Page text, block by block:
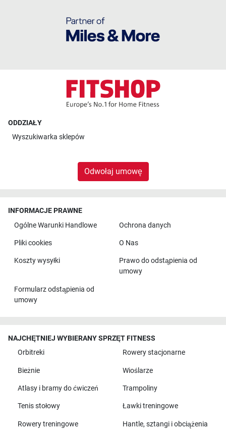
ODDZIAŁY
Wyszukiwarka sklepów
Odwołaj umowę
INFORMACJE PRAWNE
Ogólne Warunki Handlowe
Ochrona danych
Pliki cookies O Nas
Koszty wysyłki
Prawo do odstąpienia od
umowy
Formularz odstąpienia od
umowy
NAJCHĘTNIEJ WYBIERANY SPRZĘT FITNESS
Orbitreki
Rowery stacjonarne
Bieżnie Wioślarze
Atlasy i bramy do ćwiczeń Trampoliny
Tenis stołowy Ławki treningowe
Rowery treningowe Hantle, sztangi i obciążenia